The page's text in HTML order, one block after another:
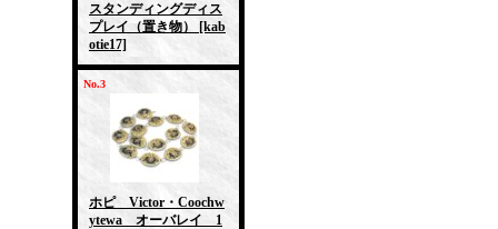
スタンディングディス
プレイ（置き物）
[kab
otie17]
No.3
ホピ Victor・Coochw
ytewa オーバレイ 1